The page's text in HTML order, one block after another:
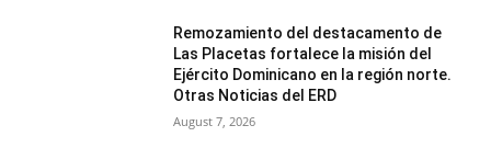
Remozamiento del destacamento de
Las Placetas fortalece la misión del
Ejército Dominicano en la región norte.
Otras Noticias del ERD
August 7, 2026